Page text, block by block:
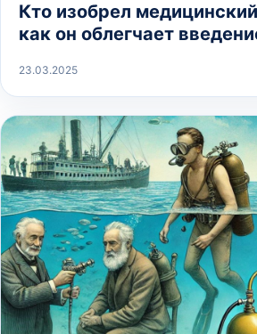
Кто изобрел
как он облегчает
23.03.2025